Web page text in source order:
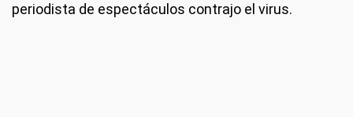
periodista de espectáculos contrajo el virus.